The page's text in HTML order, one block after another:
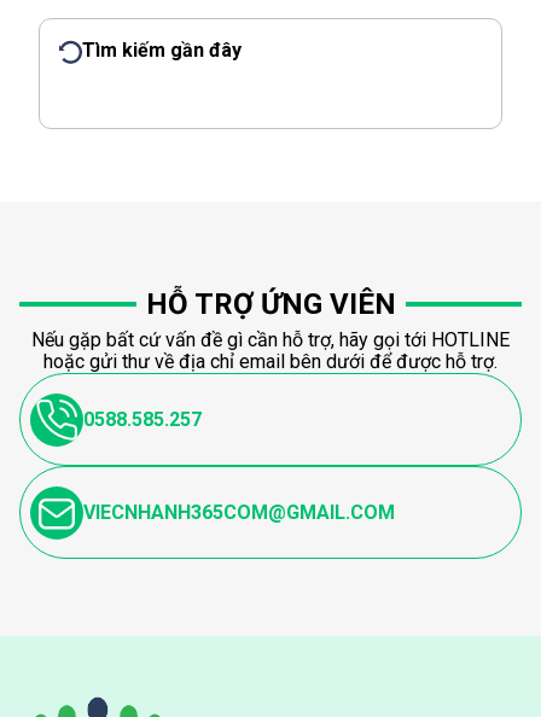
Tìm kiếm gần đây
HỖ TRỢ ỨNG VIÊN
Nếu gặp bất cứ vấn đề gì cần hỗ trợ, hãy gọi tới HOTLINE
hoặc gửi thư về địa chỉ email bên dưới để được hỗ trợ.
0588.585.257
VIECNHANH365COM@GMAIL.COM